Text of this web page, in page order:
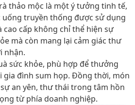
thảo mộc là một ý tưởng tinh tế,
truyền thống được sử dụng
cấp không chỉ thể hiện sự
mà còn mang lại cảm giác thư
nhận.
sức khỏe, phù hợp để thưởng
gia đình sum họp. Đồng thời, món
an yên, thư thái trong tâm hồn
từ phía doanh nghiệp.